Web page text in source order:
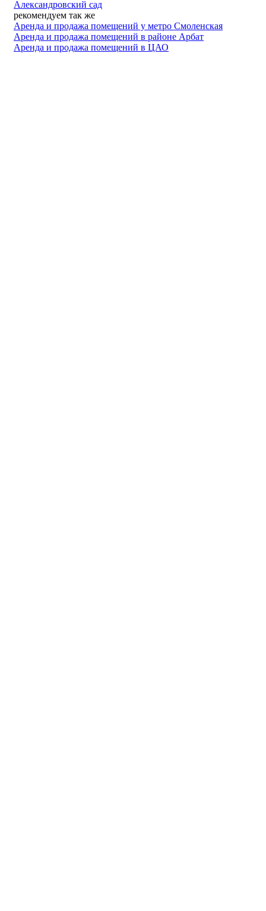
Александровский сад
рекомендуем так же
Аренда и продажа помещений у метро Смоленская
Аренда и продажа помещений в районе Арбат
Аренда и продажа помещений в ЦАО